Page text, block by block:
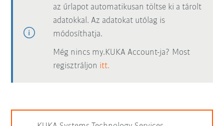
az űrlapot automatikusan töltse ki a tárolt
adatokkal. Az adatokat utólag is
módosíthatja.
Még nincs my.KUKA Account-ja? Most
regisztráljon itt.